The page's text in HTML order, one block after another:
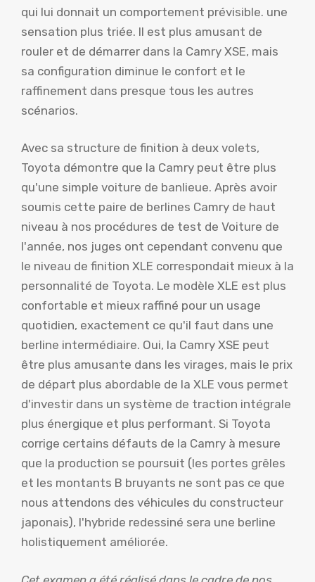
qui lui donnait un comportement prévisible. une
sensation plus triée. Il est plus amusant de
rouler et de démarrer dans la Camry XSE, mais
sa configuration diminue le confort et le
raffinement dans presque tous les autres
scénarios.
Avec sa structure de finition à deux volets,
Toyota démontre que la Camry peut être plus
qu'une simple voiture de banlieue. Après avoir
soumis cette paire de berlines Camry de haut
niveau à nos procédures de test de Voiture de
l'année, nos juges ont cependant convenu que
le niveau de finition XLE correspondait mieux à la
personnalité de Toyota. Le modèle XLE est plus
confortable et mieux raffiné pour un usage
quotidien, exactement ce qu'il faut dans une
berline intermédiaire. Oui, la Camry XSE peut
être plus amusante dans les virages, mais le prix
de départ plus abordable de la XLE vous permet
d'investir dans un système de traction intégrale
plus énergique et plus performant. Si Toyota
corrige certains défauts de la Camry à mesure
que la production se poursuit (les portes grêles
et les montants B bruyants ne sont pas ce que
nous attendons des véhicules du constructeur
japonais), l'hybride redessiné sera une berline
holistiquement améliorée.